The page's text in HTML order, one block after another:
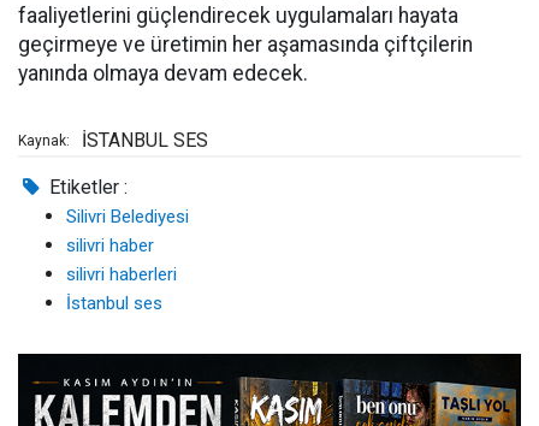
faaliyetlerini güçlendirecek uygulamaları hayata
geçirmeye ve üretimin her aşamasında çiftçilerin
yanında olmaya devam edecek.
Kaynak: İSTANBUL SES
Etiketler :
Silivri Belediyesi
silivri haber
silivri haberleri
İstanbul ses